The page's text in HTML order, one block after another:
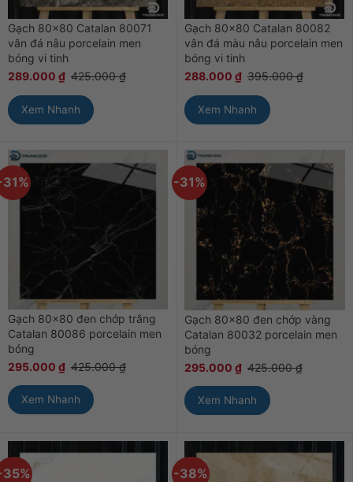
Gạch 80×80 Catalan 80071
vân đá nâu porcelain men
bóng vi tinh
289.000 ₫ 425.000₫
Xem Nhanh
Gạch 80×80 Catalan 80082
vân đá màu nâu porcelain men
bóng vi tinh
288.000 ₫ 395.000₫
Xem Nhanh
Gạch 80×80 đen chớp trắng
Catalan 80086 porcelain men
bóng
295.000 ₫ 425.000₫
Xem Nhanh
-31%
Gạch 80×80 đen chớp vàng
Catalan 80032 porcelain men
bóng
295.000 ₫ 425.000₫
Xem Nhanh
-38%